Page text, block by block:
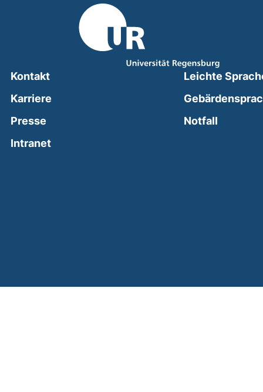
Kontakt
Karriere
Presse
Intranet(external link, opens in a new window)
Leichte
Notfall